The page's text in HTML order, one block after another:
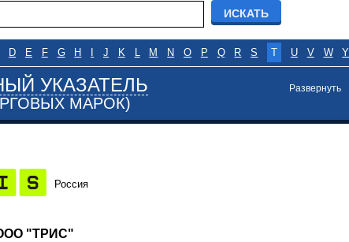
D E F G H J K L M N O P Q R S T U V W Y
Развернуть
УКАЗАТЕЛЬ
МАРОК)
Россия
"ТРИС"